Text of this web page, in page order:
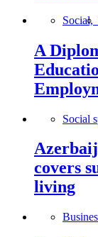
Social,
A
Social
covers
living